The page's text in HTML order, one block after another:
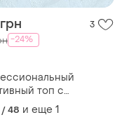
3
-24%
топ с
утягивающим и
48 и еще 1